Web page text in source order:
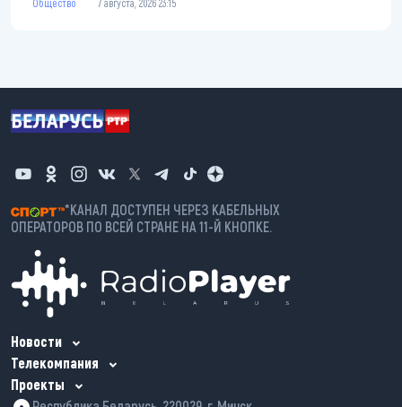
Общество 7 августа, 2026 23:15
*КАНАЛ ДОСТУПЕН ЧЕРЕЗ КАБЕЛЬНЫХ
ОПЕРАТОРОВ ПО ВСЕЙ СТРАНЕ НА 11-Й КНОПКЕ.
Новости
Телекомпания
Проекты